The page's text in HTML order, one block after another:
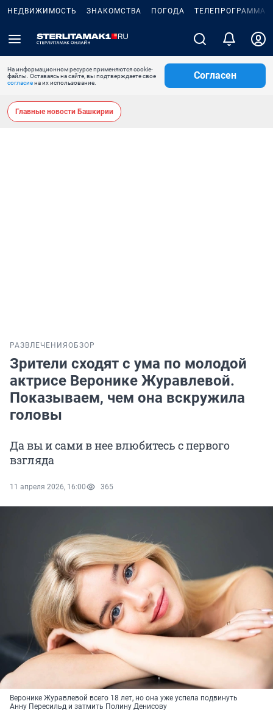
НЕДВИЖИМОСТЬ ЗНАКОМСТВА ПОГОДА ТЕЛЕПРОГРАММА
На информационном ресурсе применяются cookie-
файлы. Оставаясь на сайте, вы подтверждаете свое
согласиена их использование.
Согласен
Главные новости Башкирии
РАЗВЛЕЧЕНИЯ ОБЗОР
Зрители сходят с ума по молодой
актрисе Веронике Журавлевой.
Показываем, чем она вскружила
головы
Да вы и сами в нее влюбитесь с первого
взгляда
11 апреля 2026, 16:00 365
Веронике Журавлевой всего 18 лет, но она уже успела подвинуть
Анну Пересильд и затмить Полину Денисову